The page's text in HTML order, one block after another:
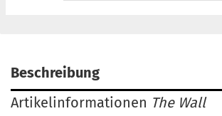
Beschreibung
Artikelinformationen The Wall